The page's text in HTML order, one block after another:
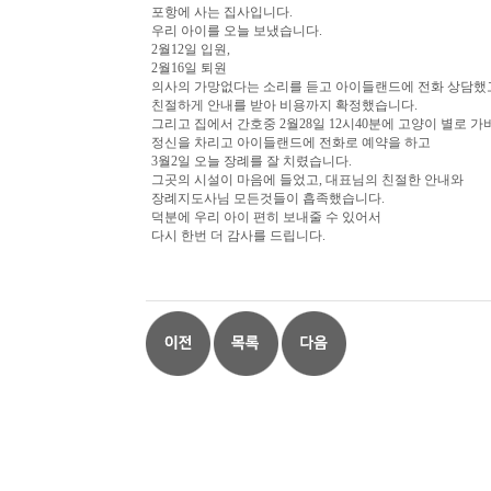
포항에 사는 집사입니다.
우리 아이를 오늘 보냈습니다.
2월12일 입원,
2월16일 퇴원
의사의 가망없다는 소리를 듣고 아이들랜드에 전화 상담했
친절하게 안내를 받아 비용까지 확정했습니다.
그리고 집에서 간호중 2월28일 12시40분에 고양이 별로 가
정신을 차리고 아이들랜드에 전화로 예약을 하고
3월2일 오늘 장례를 잘 치렸습니다.
그곳의 시설이 마음에 들었고, 대표님의 친절한 안내와
장례지도사님 모든것들이 흡족했습니다.
덕분에 우리 아이 편히 보내줄 수 있어서
다시 한번 더 감사를 드립니다.